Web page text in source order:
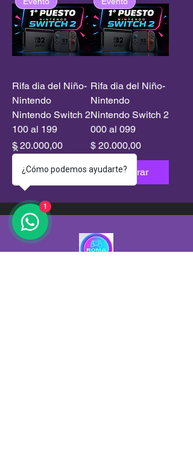
Rifa dia del Niño-
Nintendo
Nintendo Switch 2
100 al 199
Precio
$ 20.000,00
Comprar
Rifa dia del Niño-
Nintendo
Nintendo Switch 2
000 al 099
Precio
$ 20.000,00
Comprar
¿Cómo podemos ayudarte?
1